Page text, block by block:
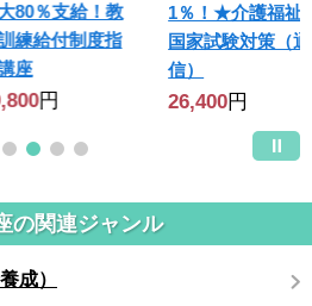
！★介護福祉士
試験対策（通
円
介護福祉士合格指
導講座〈285〉
24,800円
の関連ジャンル
成）